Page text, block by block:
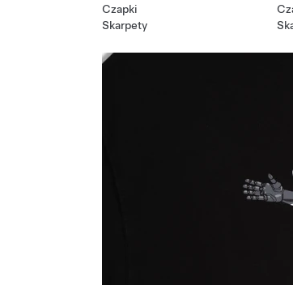
Czapki
Skarpety